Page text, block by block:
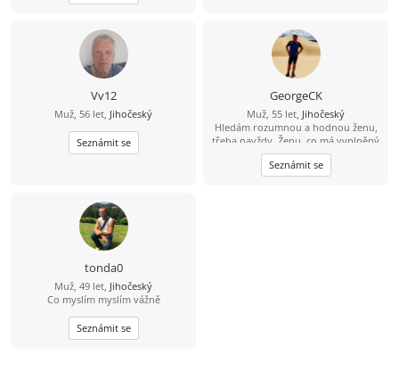
Vv12
Muž, 56 let, Jihočeský
Seznámit se
GeorgeCK
Muž, 55 let, Jihočeský
Hledám rozumnou a hodnou ženu,
třeba navždy. Ženu, co má vyplněný
celý profil. I negativní odpověď je
lepší než fucking mlčení.
Seznámit se
tonda0
Muž, 49 let, Jihočeský
Co myslím myslím vážně
Seznámit se